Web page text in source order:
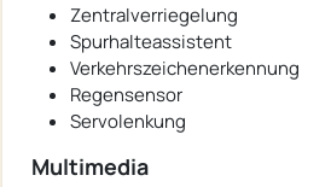
Zentralverriegelung
Spurhalteassistent
Verkehrszeichenerkennung
Regensensor
Servolenkung
Multimedia